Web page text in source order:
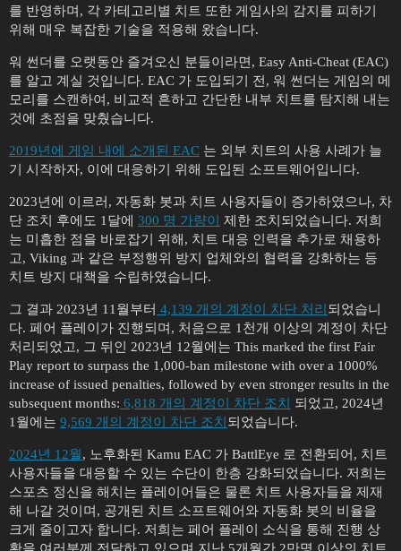
를 반영하며, 각 카테고리별 치트 또한 게임사의 감지를 피하기
위해 매우 복잡한 기술을 적용해 왔습니다.
워 썬더를 오랫동안 즐겨오신 분들이라면, Easy Anti-Cheat (EAC)
를 알고 계실 것입니다. EAC 가 도입되기 전, 워 썬더는 게임의 메
모리를 스캔하여, 비교적 흔하고 간단한 내부 치트를 탐지해 내는
것에 초점을 맞췄습니다.
2019년에 게임 내에 소개된 EAC 는 외부 치트의 사용 사례가 늘
기 시작하자, 이에 대응하기 위해 도입된 소프트웨어입니다.
2023년에 이르러, 자동화 봇과 치트 사용자들이 증가하였으나, 차
단 조치 후에도 1달에 300 명 가량이
제한 조치되었습니다. 저희
는 미흡한 점을 바로잡기 위해, 치트 대응 인력을 추가로 채용하
고, Viking 과 같은 부정행위 방지 업체와의 협력을 강화하는 등
치트 방지 대책을 수립하였습니다.
그 결과 2023년 11월부터 4,139 개의 계정이 차단 처리 되었습니
다. 페어 플레이가 진행되며, 처음으로 1천개 이상의 계정이 차단
처리되었고, 그 뒤인 2023년 12월에는 This marked the first Fair
Play report to surpass the 1,000-ban milestone with over a 1000%
increase of issued penalties, followed by even stronger results in the
subsequent months: 6,818 개의 계정이 차단 조치
되었고, 2024년
1월에는 9,569 개의 계정이 차단 조치 되었습니다.
2024년 12월, 노후화된 Kamu EAC 가 BattlEye 로 전환되어, 치트
사용자들을 대응할 수 있는 수단이 한층 강화되었습니다. 저희는
스포츠 정신을 해치는 플레이어들은 물론 치트 사용자들을 제재
해 나갈 것이며, 공개된 치트 소프트웨어와 자동화 봇의 비율을
크게 줄이고자 합니다. 저희는 페어 플레이 소식을 통해 진행 상